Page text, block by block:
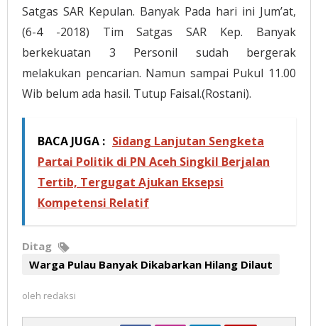
Satgas SAR Kepulan. Banyak Pada hari ini Jum’at,
(6-4 -2018) Tim Satgas SAR Kep. Banyak
berkekuatan 3 Personil sudah bergerak
melakukan pencarian. Namun sampai Pukul 11.00
Wib belum ada hasil. Tutup Faisal.(Rostani).
BACA JUGA : Sidang Lanjutan Sengketa
Partai Politik di PN Aceh Singkil Berjalan
Tertib, Tergugat Ajukan Eksepsi
Kompetensi Relatif
Ditag
Warga Pulau Banyak Dikabarkan Hilang Dilaut
oleh redaksi